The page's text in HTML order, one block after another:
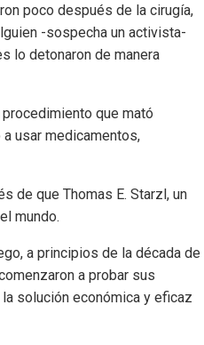
poco después de la cirugía,
-sospecha un activista-
lo detonaron de manera
que mató
usar medicamentos,
de que Thomas E. Starzl, un
mundo.
a principios de la década de
a probar sus
solución económica y eficaz